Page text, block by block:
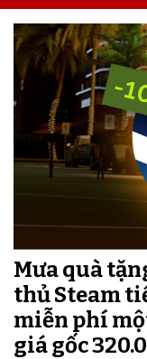
Mưa quà
thủ Steam
miễn phí
giá gốc